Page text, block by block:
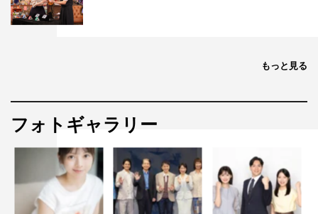
もっと見る
フォトギャラリー